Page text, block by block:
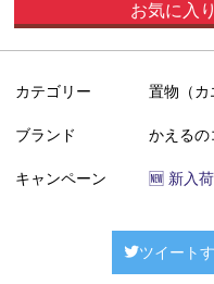
お気に入
カテゴリー 置物（カ
ブランド かえる
キャンペーン 🆕 新入荷
ツイート